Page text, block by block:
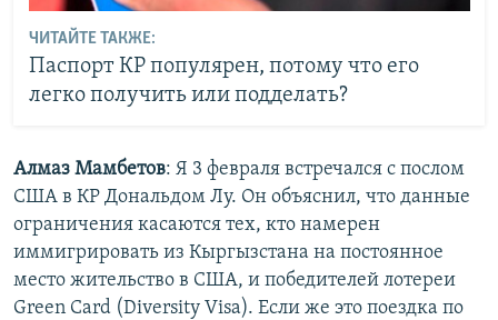
ЧИТАЙТЕ ТАКЖЕ:
Паспорт КР популярен, потому что его
легко получить или подделать?
Алмаз Мамбетов: Я 3 февраля встречался с послом
США в КР Дональдом Лу. Он объяснил, что данные
ограничения касаются тех, кто намерен
иммигрировать из Кыргызстана на постоянное
место жительство в США, и победителей лотереи
Green Card (Diversity Visa). Если же это поездка по